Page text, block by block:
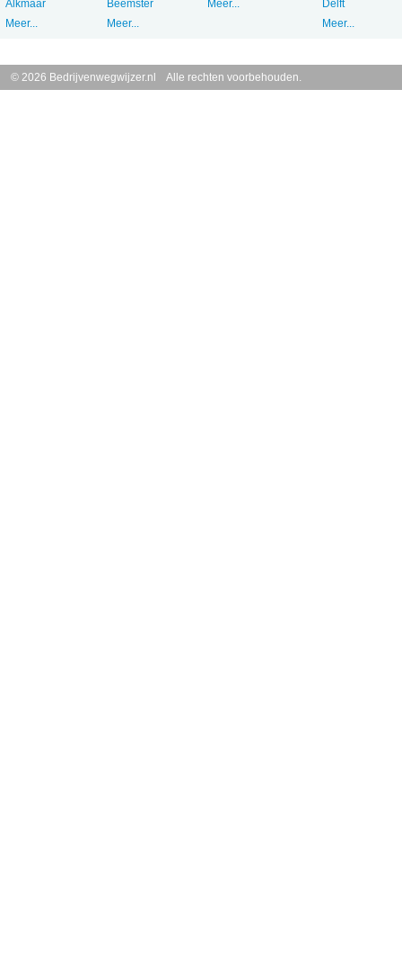
Alkmaar
Meer...
Beemster
Meer...
Meer...
Delft
Meer...
© 2026 Bedrijvenwegwijzer.nl Alle rechten voorbehouden.